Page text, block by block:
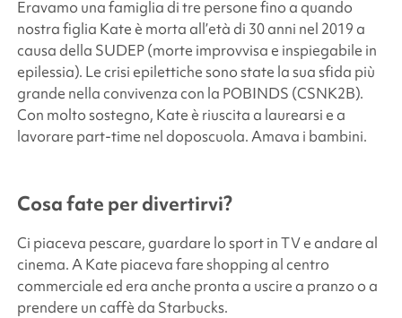
Eravamo una famiglia di tre persone fino a quando
nostra figlia Kate è morta all’età di 30 anni nel 2019 a
causa della SUDEP (morte improvvisa e inspiegabile in
epilessia). Le crisi epilettiche sono state la sua sfida più
grande nella convivenza con la POBINDS (CSNK2B).
Con molto sostegno, Kate è riuscita a laurearsi e a
lavorare part-time nel doposcuola. Amava i bambini.
Cosa fate per divertirvi?
Ci piaceva pescare, guardare lo sport in TV e andare al
cinema. A Kate piaceva fare shopping al centro
commerciale ed era anche pronta a uscire a pranzo o a
prendere un caffè da Starbucks.